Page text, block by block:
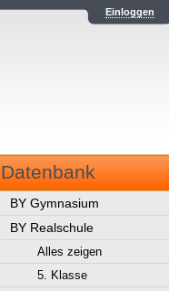
Einloggen
Datenbank
BY Gymnasium
BY Realschule
Alles zeigen
5. Klasse